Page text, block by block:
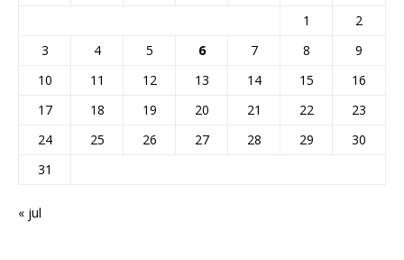
1
2
3
4 5 6 7 8
9
10
11 12 13 14 15
16
17
18 19 20 21 22
23
24
25 26 27 28 29
30
31
« jul